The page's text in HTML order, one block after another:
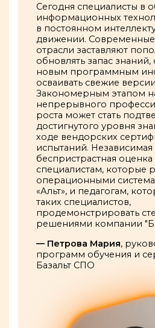
Сегодня специалисты в
информационных
в постоянном
движении. Современные
отрасли заставляют
обновлять запас знаний,
новым программным
осваивать свежие
Закономерным этапом
непрерывного
роста может стать
достигнутого уровня
ходе вендорских
испытаний. Независимая
беспристрастная
специалистам, которые
операционными
«Альт», и педагогам,
таких специалистов,
продемонстрировать
решениями компании
— Петрова Мария,
программ обучения и
Базальт СПО